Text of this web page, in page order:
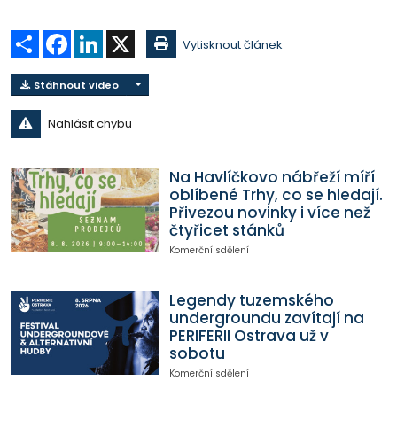
Sdílet Facebook
LinkedIn Vytisknout článek
Stáhnout video
Nahlásit chybu
Na Havlíčkovo nábřeží míří
oblíbené Trhy, co se hledají.
Přivezou novinky i více než
čtyřicet stánků
Komerční sdělení
Legendy tuzemského
undergroundu zavítají na
PERIFERII Ostrava už v
sobotu
Komerční sdělení